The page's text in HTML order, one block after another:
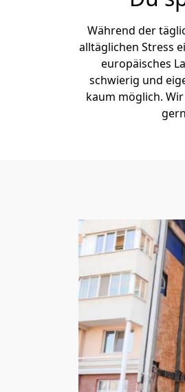
Während der
alltäglichen Stress
europäisches
schwierig und
kaum möglich.